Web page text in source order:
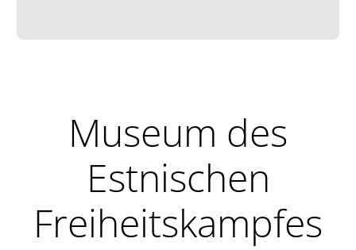
Museum des
Estnischen
Freiheitskampfes